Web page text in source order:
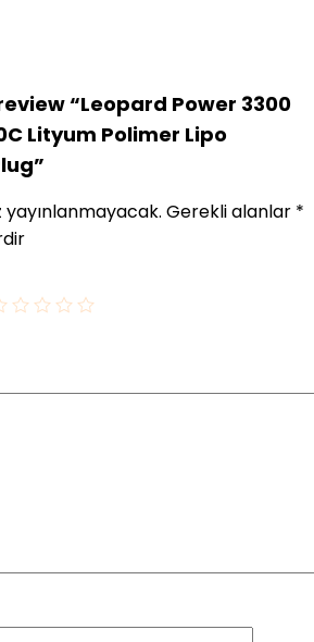
“Leopard Power 3300
Lityum Polimer Lipo
Gerekli alanlar *